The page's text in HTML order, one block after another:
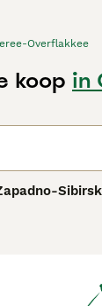
Overflakkee
koop in
beren en
zijn
meest